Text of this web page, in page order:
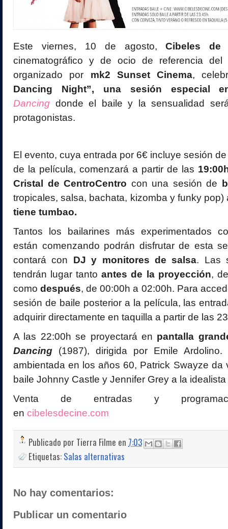
Este viernes, 10 de agosto,Cibeles
cinematográfico y de ocio de referencia del
organizado por mk2 Sunset Cinema,
Dancing Night”, una sesión
Dancing donde el baile y la sensualidad
protagonistas.
El evento, cuya entrada por 6€ incluye sesión
de la película, comenzará a partir de las
Cristal de CentroCentro con una sesión de
tropicales, salsa, bachata, kizomba y funky
tiene tumbao.
Tantos los bailarines más experimentados
están comenzando podrán disfrutar de esta
contará con DJ y monitores de salsa. Las
tendrán lugar tantoantes de la proyección,
como después, de 00:00h a 02:00h. Para
sesión de baile posterior a la película, las
adquirir directamente en taquilla a partir de las
A las 22:00h se proyectará en pantalla
Dancing
(1987), dirigida por Emile
ambientada en los años 60, Patrick Swayze da
baile Johnny Castle y Jennifer Grey a la idealista
Venta de entradas y
en cibelesdecine.com
Publicado por Tierra Filme en 7:03
Etiquetas: Salas alternativas
No hay comentarios:
Publicar un comentario